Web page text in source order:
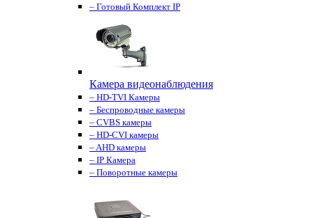
– Готовый Комплект IP
Камера видеонаблюдения
– HD-TVI Камеры
– Беспроводные камеры
– CVBS камеры
– HD-CVI камеры
– AHD камеры
– IP Камера
– Поворотные камеры